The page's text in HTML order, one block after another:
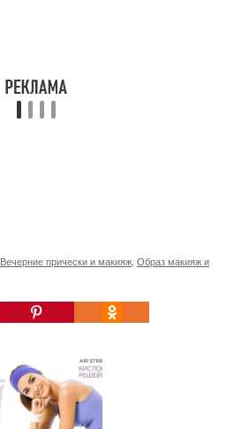
Вечерние прически и макияж Образ макияж и